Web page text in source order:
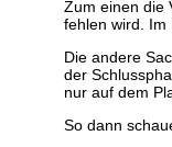
Zum einen die
fehlen wird. Im
Die andere
der
nur auf dem
So dann